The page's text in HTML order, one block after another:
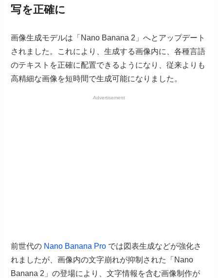
写を正確に
画像生成モデルは「Nano Banana 2」へとアップデート
されました。これにより、生成する画像内に、各種言語
のテキストを正確に配置できるようになり、従来よりも
高精細な画像を短時間で生成可能になりました。
Advertisement
前世代の Nano Banana Pro では図表生成などが強化さ
れましたが、画像内の文字崩れが抑制された「Nano
Banana 2」の登場により、文字情報を含む画像制作が